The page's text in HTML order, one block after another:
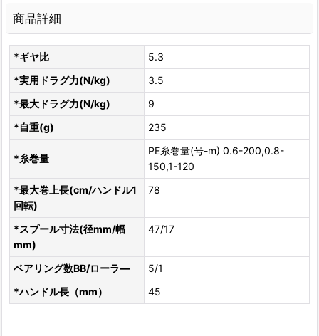
商品詳細
*ギヤ比
5.3
*実用ドラグ力(N/kg)
3.5
*最大ドラグ力(N/kg)
9
*自重(g)
235
*糸巻量
PE糸巻量(号-m) 0.6-200,0.8-
150,1-120
*最大巻上長(cm/ハンドル1
回転)
78
*スプール寸法(径mm/幅
mm)
47/17
ベアリング数BB/ローラ―
5/1
*ハンドル長（mm）
45